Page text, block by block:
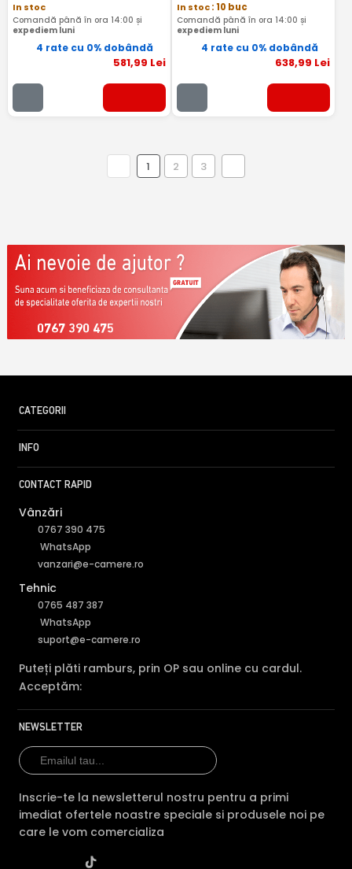
In stoc
Comandă până în ora 14:00 și
expediem luni
4 rate cu 0% dobândă
581,99 Lei
In stoc: 10 buc
Comandă până în ora 14:00 și
expediem luni
4 rate cu 0% dobândă
638,99 Lei
1 2 3
0767 390 475
CATEGORII
INFO
CONTACT RAPID
Vânzări
0767 390 475
WhatsApp
vanzari@e-camere.ro
Tehnic
0765 487 387
WhatsApp
suport@e-camere.ro
Puteți plăti ramburs, prin OP sau online cu cardul.
Acceptăm:
NEWSLETTER
Inscrie-te la newsletterul nostru pentru a primi
imediat ofertele noastre speciale si produsele noi pe
care le vom comercializa